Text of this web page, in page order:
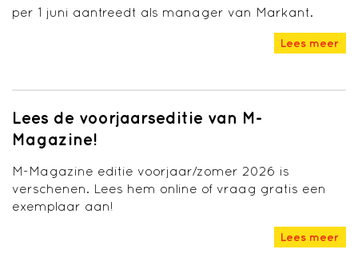
per 1 juni aantreedt als manager van Markant.
Lees meer
Lees de voorjaarseditie van M-
Magazine!
M-Magazine editie voorjaar/zomer 2026 is
verschenen. Lees hem online of vraag gratis een
exemplaar aan!
Lees meer